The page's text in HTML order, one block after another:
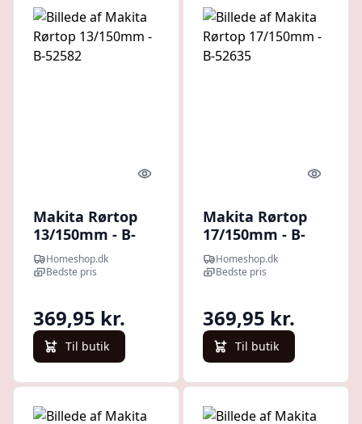
Quick look
Makita Rørtop
13/150mm - B-
52582
Homeshop.dk
Bedste pris
369,95 kr.
Til butik
Quick
Makita Rørtop
17/150mm - B-
52635
Homeshop.dk
Bedste pris
369,95 kr.
Til butik